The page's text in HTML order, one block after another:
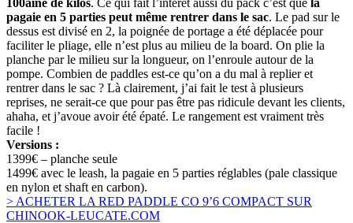
pagaie en 5 parties peut même rentrer dans le sac. Le pad sur le
dessus est divisé en 2, la poignée de portage a été déplacée pour
faciliter le pliage, elle n’est plus au milieu de la board. On plie la
planche par le milieu sur la longueur, on l’enroule autour de la
pompe. Combien de paddles est-ce qu’on a du mal à replier et
rentrer dans le sac ? Là clairement, j’ai fait le test à plusieurs
reprises, ne serait-ce que pour pas être pas ridicule devant les clients,
ahaha, et j’avoue avoir été épaté. Le rangement est vraiment très
facile !
Versions :
1399€ – planche seule
1499€ avec le leash, la pagaie en 5 parties réglables (pale classique
en nylon et shaft en carbon).
> ACHETER LA RED PADDLE CO 9’6 COMPACT SUR
CHINOOK-LEUCATE.COM